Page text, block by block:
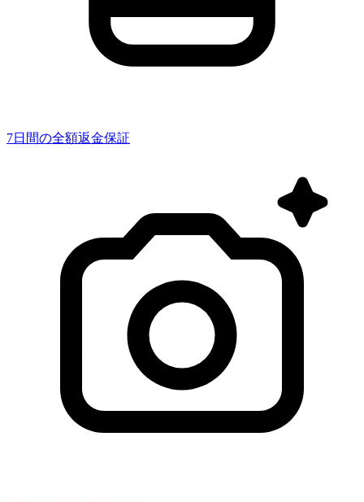
7日間の全額返金保証